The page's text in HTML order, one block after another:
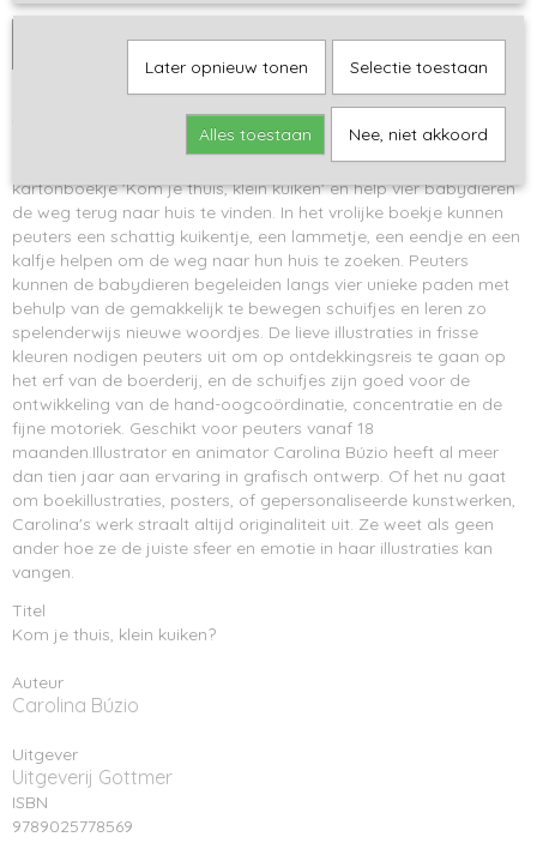
IN WINKELWAGEN
Ga op ontdekkingstocht op de boerderij in het stevige
kartonboekje 'Kom je thuis, klein kuiken' en help vier babydieren
de weg terug naar huis te vinden. In het vrolijke boekje kunnen
peuters een schattig kuikentje, een lammetje, een eendje en een
kalfje helpen om de weg naar hun huis te zoeken. Peuters
kunnen de babydieren begeleiden langs vier unieke paden met
behulp van de gemakkelijk te bewegen schuifjes en leren zo
spelenderwijs nieuwe woordjes. De lieve illustraties in frisse
kleuren nodigen peuters uit om op ontdekkingsreis te gaan op
het erf van de boerderij, en de schuifjes zijn goed voor de
ontwikkeling van de hand-oogcoördinatie, concentratie en de
fijne motoriek. Geschikt voor peuters vanaf 18
maanden.Illustrator en animator Carolina Búzio heeft al meer
dan tien jaar aan ervaring in grafisch ontwerp. Of het nu gaat
om boekillustraties, posters, of gepersonaliseerde kunstwerken,
Carolina's werk straalt altijd originaliteit uit. Ze weet als geen
ander hoe ze de juiste sfeer en emotie in haar illustraties kan
vangen.
Titel
Kom je thuis, klein kuiken?
Auteur
Carolina Búzio
Uitgever
Uitgeverij Gottmer
ISBN
9789025778569
Later opnieuw tonen Selectie toestaan
Alles toestaan Nee, niet akkoord